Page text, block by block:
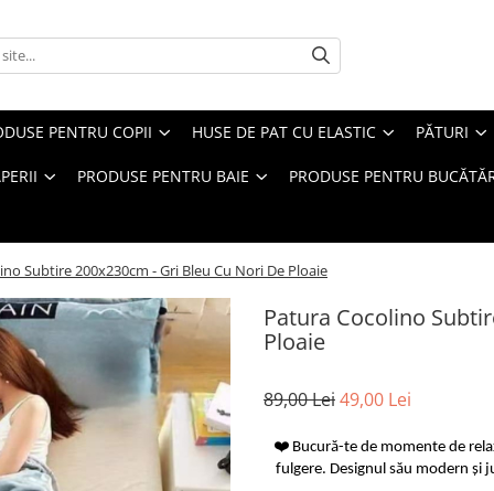
PENTRU COPII HUSE DE PAT CU ELASTIC PĂTURI
PRODUSE PENTRU BAIE PRODUSE PENTRU
Subtire 200x230cm - Gri Bleu Cu Nori De Ploaie
Patura Cocolino
Ploaie
89,00 Lei49,00 Lei
❤️ Bucură-te de momente de
fulgere. Designul său modern și